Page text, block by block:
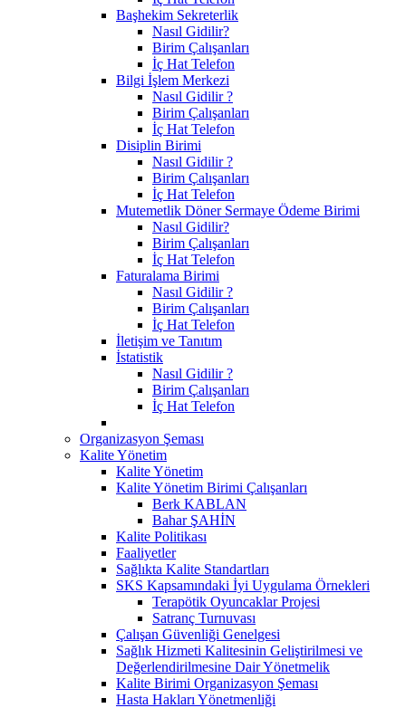
Başhekim Sekreterlik
Nasıl Gidilir?
Birim Çalışanları
İç Hat Telefon
Bilgi İşlem Merkezi
Nasıl Gidilir ?
Birim Çalışanları
İç Hat Telefon
Disiplin Birimi
Nasıl Gidilir ?
Birim Çalışanları
İç Hat Telefon
Mutemetlik Döner Sermaye Ödeme Birimi
Nasıl Gidilir?
Birim Çalışanları
İç Hat Telefon
Faturalama Birimi
Nasıl Gidilir ?
Birim Çalışanları
İç Hat Telefon
İletişim ve Tanıtım
İstatistik
Nasıl Gidilir ?
Birim Çalışanları
İç Hat Telefon
Organizasyon Şeması
Kalite Yönetim
Kalite Yönetim
Kalite Yönetim Birimi Çalışanları
Berk KABLAN
Bahar ŞAHİN
Kalite Politikası
Faaliyetler
Sağlıkta Kalite Standartları
SKS Kapsamındaki İyi Uygulama Örnekleri
Terapötik Oyuncaklar Projesi
Satranç Turnuvası
Çalışan Güvenliği Genelgesi
Sağlık Hizmeti Kalitesinin Geliştirilmesi ve
Değerlendirilmesine Dair Yönetmelik
Kalite Birimi Organizasyon Şeması
Hasta Hakları Yönetmenliği